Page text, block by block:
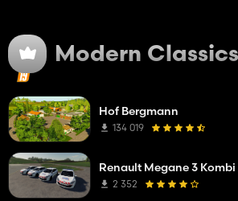
Modern
Hof Bergmann
134 019
Renault Megane 3
2 352